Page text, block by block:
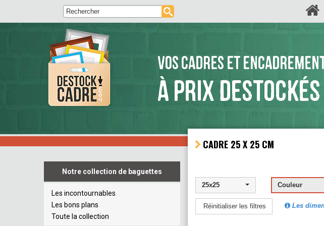
VOS CADRES ET
À PRIX
Notre collection de baguettes
Les incontournables
Les bons plans
Toute la collection
CADRE 25 X 25 CM
25x25 Couleur
Réinitialiser les filtres Les